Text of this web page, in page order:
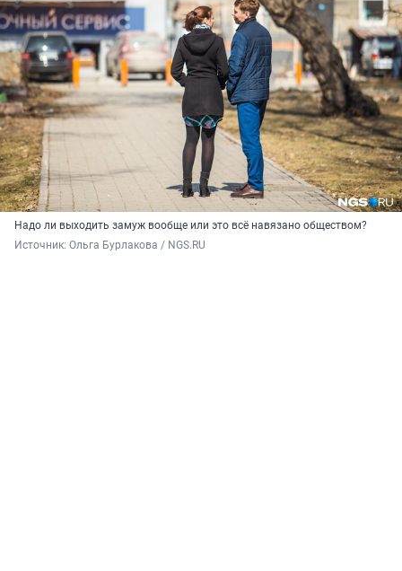
Надо ли выходить замуж вообще или это всё навязано обществом?
Источник: Ольга Бурлакова / NGS.RU